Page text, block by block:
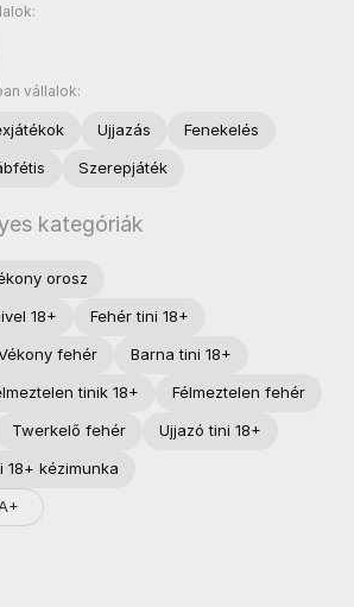
vállalok:
Ujjazás
Fenekelés
Szerepjáték
kategóriák
orosz
18+
Fehér tini 18+
fehér
Barna tini 18+
tinik 18+
Félmeztelen fehér
Twerkelő fehér
Ujjazó tini 18+
18+ kézimunka